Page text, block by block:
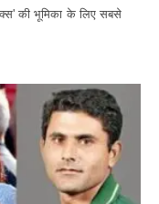
की भूमिका के लिए सबसे